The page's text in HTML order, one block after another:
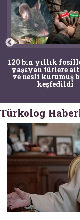
120 bin yıllık
yaşayan türlere ait
ve nesli kurumuş
keşfedildi
Türkolog